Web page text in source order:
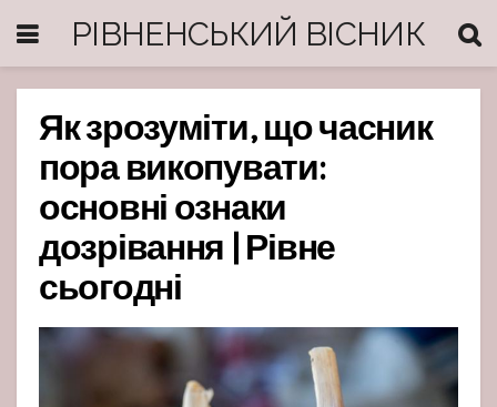
РІВНЕНСЬКИЙ ВІСНИК
Як зрозуміти, що часник
пора викопувати:
основні ознаки
дозрівання | Рівне
сьогодні